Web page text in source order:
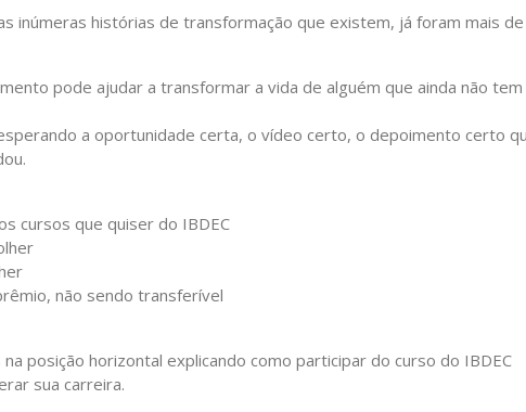
inúmeras histórias de transformação que existem, já foram mais
pode ajudar a transformar a vida de alguém que ainda não tem
a oportunidade certa, o vídeo certo, o depoimento certo
cursos que quiser do IBDEC
não sendo transferível
posição horizontal explicando como participar do curso do IBDEC
sua carreira.